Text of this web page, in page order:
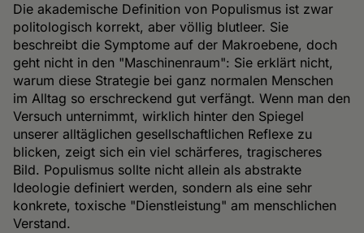
Die akademische Definition von Populismus ist zwar
politologisch korrekt, aber völlig blutleer. Sie
beschreibt die Symptome auf der Makroebene, doch
geht nicht in den "Maschinenraum": Sie erklärt nicht,
warum diese Strategie bei ganz normalen Menschen
im Alltag so erschreckend gut verfängt. Wenn man den
Versuch unternimmt, wirklich hinter den Spiegel
unserer alltäglichen gesellschaftlichen Reflexe zu
blicken, zeigt sich ein viel schärferes, tragischeres
Bild. Populismus sollte nicht allein als abstrakte
Ideologie definiert werden, sondern als eine sehr
konkrete, toxische "Dienstleistung" am menschlichen
Verstand.